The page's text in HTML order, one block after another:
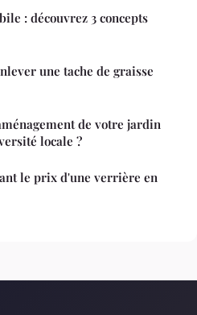
: découvrez 3 concepts
une tache de graisse
de votre jardin
locale ?
le prix d'une verrière en